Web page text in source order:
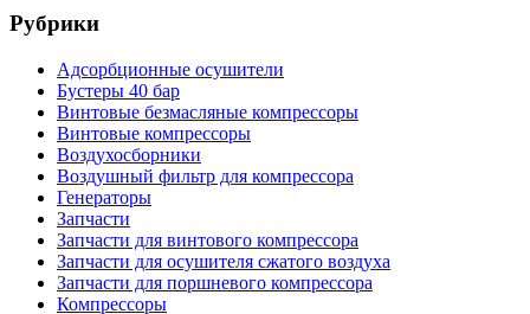
Рубрики
Адсорбционные осушители
Бустеры 40 бар
Винтовые безмасляные компрессоры
Винтовые компрессоры
Воздухосборники
Воздушный фильтр для компрессора
Генераторы
Запчасти
Запчасти для винтового компрессора
Запчасти для осушителя сжатого воздуха
Запчасти для поршневого компрессора
Компрессоры